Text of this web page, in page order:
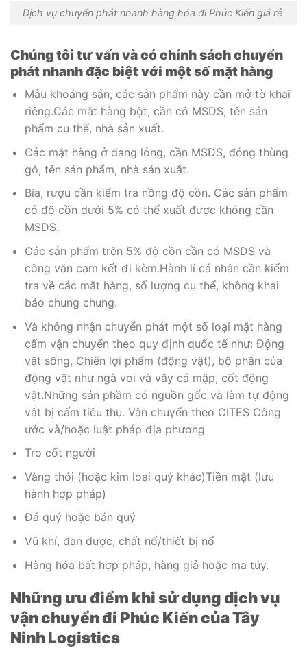
Dịch vụ chuyển phát nhanh hàng hóa đi Phúc Kiến giá rẻ
Chúng tôi tư vấn và có chính sách chuyển
phát nhanh đặc biệt với một số mặt hàng
Mẫu khoáng sản, các sản phẩm này cần mở tờ khai
riêng.Các mặt hàng bột, cần có MSDS, tên sản
phẩm cụ thể, nhà sản xuất.
Các mặt hàng ở dạng lỏng, cần MSDS, đóng thùng
gỗ, tên sản phẩm, nhà sản xuất.
Bia, rượu cần kiểm tra nồng độ cồn. Các sản phẩm
có độ cồn dưới 5% có thể xuất được không cần
MSDS.
Các sản phẩm trên 5% độ cồn cần có MSDS và
công văn cam kết đi kèm.Hành lí cá nhân cần kiểm
tra về các mặt hàng, số lượng cụ thể, không khai
báo chung chung.
Và không nhận chuyển phát một số loại mặt hàng
cấm vận chuyển theo quy định quốc tế như: Động
vật sống, Chiến lợi phẩm (động vật), bộ phận của
động vật như ngà voi và vây cá mập, cốt động
vật.Những sản phầm có nguồn gốc và làm tự động
vật bị cấm tiêu thụ. Vận chuyển theo CITES Công
ước và/hoặc luật pháp địa phương
Tro cốt người
Vàng thỏi (hoặc kim loại quý khác)Tiền mặt (lưu
hành hợp pháp)
Đá quý hoặc bán quý
Vũ khí, đạn dược, chất nổ/thiết bị nổ
Hàng hóa bất hợp pháp, hàng giả hoặc ma túy.
Những ưu điểm khi sử dụng dịch vụ
vận chuyển đi Phúc Kiến củaTây
Ninh Logistics